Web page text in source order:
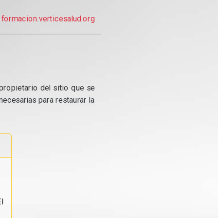
formacion.verticesalud.org
del sitio que se
para restaurar la